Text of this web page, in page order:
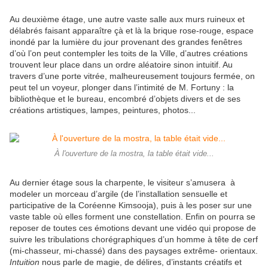
Au deuxième étage, une autre vaste salle aux murs ruineux et
délabrés faisant apparaître çà et là la brique rose-rouge, espace
inondé par la lumière du jour provenant des grandes fenêtres
d’où l’on peut contempler les toits de la Ville, d’autres créations
trouvent leur place dans un ordre aléatoire sinon intuitif. Au
travers d’une porte vitrée, malheureusement toujours fermée, on
peut tel un voyeur, plonger dans l’intimité de M. Fortuny : la
bibliothèque et le bureau, encombré d’objets divers et de ses
créations artistiques, lampes, peintures, photos...
À l'ouverture de la mostra, la table était vide...
Au dernier étage sous la charpente, le visiteur s’amusera à
modeler un morceau d’argile (de l’installation sensuelle et
participative de la Coréenne Kimsooja), puis à les poser sur une
vaste table où elles forment une constellation. Enfin on pourra se
reposer de toutes ces émotions devant une vidéo qui propose de
suivre les tribulations chorégraphiques d’un homme à tête de cerf
(mi-chasseur, mi-chassé) dans des paysages extrême- orientaux.
Intuition nous parle de magie, de délires, d’instants créatifs et